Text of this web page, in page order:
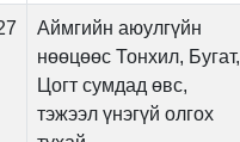
Аймгийн аюулгүйн
нөөцөөс Тонхил, Бугат,
Цогт сумдад өвс,
тэжээл үнэгүй олгох